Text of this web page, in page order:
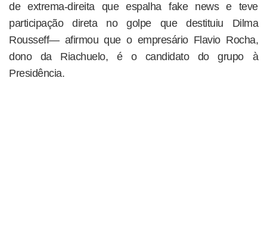
de extrema-direita que espalha fake news e teve
participação direta no golpe que destituiu Dilma
Rousseff— afirmou que o empresário Flavio Rocha,
dono da Riachuelo, é o candidato do grupo à
Presidência.